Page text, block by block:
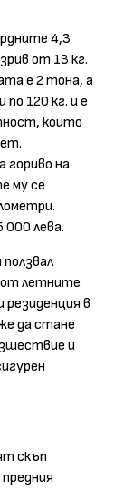
4,3
от 13 кг.
е 2 тона, а
120 кг. и е
които
гориво на
му се
лева.
от летните
резиденция в
да стане
и
скъп